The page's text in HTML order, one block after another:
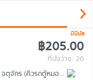
มินิบัส
฿205.00
ที่นั่งว่าง: 20
สถานีเดินรถโดยสารขนาดเล็ก จตุจักร (คิวรถตู้หมอชิต 2)